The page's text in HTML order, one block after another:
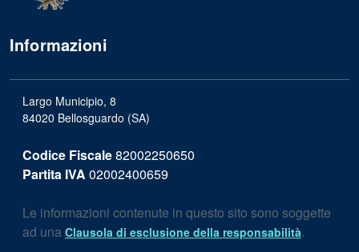
Informazioni
Largo Municipio, 8
84020 Bellosguardo (SA)
Codice Fiscale82002250650
Partita IVA 02002400659
Le informazioni contenute in questo sito sono soggette
ad una Clausola di esclusione della responsabilità.